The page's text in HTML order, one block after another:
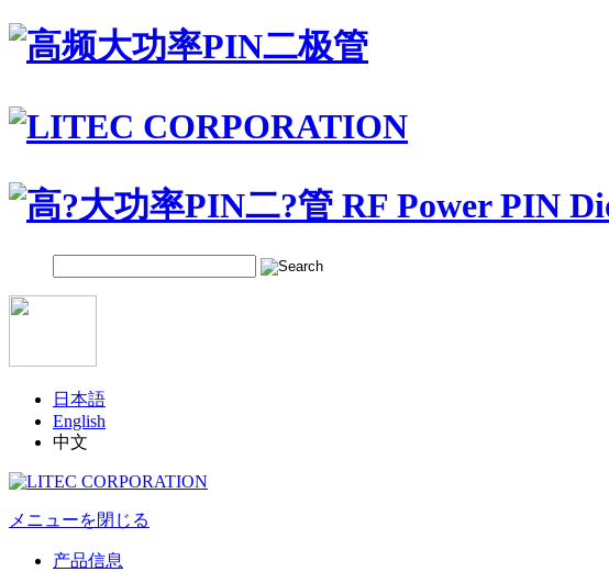
日本語
English
中文
メニューを閉じる
产品信息